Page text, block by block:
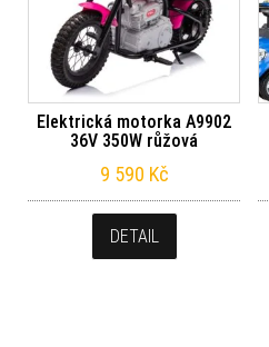
Elektrická motorka A9902
36V 350W růžová
9 590 Kč
DETAIL